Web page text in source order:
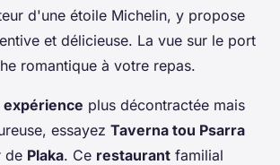
d'une étoile Michelin, y propose
et délicieuse. La vue sur le port
romantique à votre repas.
expérience plus décontractée mais
essayez Taverna tou Psarra
de Plaka. Ce restaurant familial